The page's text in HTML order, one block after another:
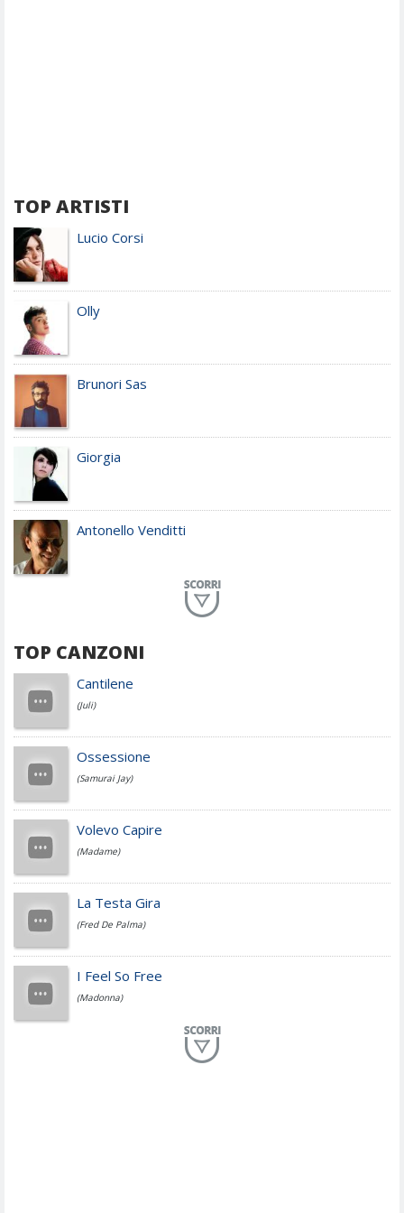
TOP ARTISTI
Lucio Corsi
Olly
Brunori Sas
Giorgia
Antonello Venditti
Achille Lauro
Cesare Cremonini
Jovanotti
Fedez
Simone Cristicchi
TOP CANZONI
Cantilene
(Juli)
Ossessione
(Samurai Jay)
Volevo Capire
(Madame)
La Testa Gira
(Fred De Palma)
I Feel So Free
(Madonna)